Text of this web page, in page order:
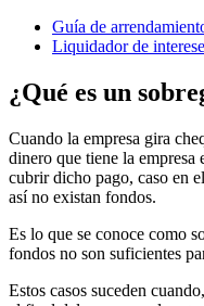
Guía de
Liquidador de
¿Qué es un
Cuando la empresa gira
dinero que tiene la empresa
cubrir dicho pago, caso en
así no existan fondos.
Es lo que se conoce como
fondos no son suficientes
Estos casos suceden